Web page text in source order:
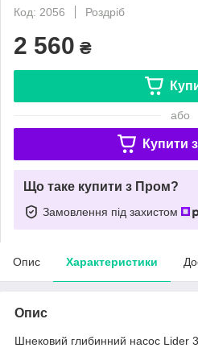
Код: 2056
Роздріб
2 560 ₴
або
Купити з
Що таке купити з Пром?
Замовлення під захистом
Опис Характеристики
Опис
Шнековий глибинний насос Lider